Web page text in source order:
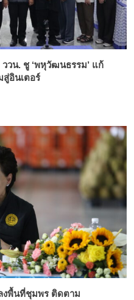
วน. ชู ‘พหุวัฒนธรรม’ แก้
อินเตอร์
พื้นที่ชุมพร ติดตาม